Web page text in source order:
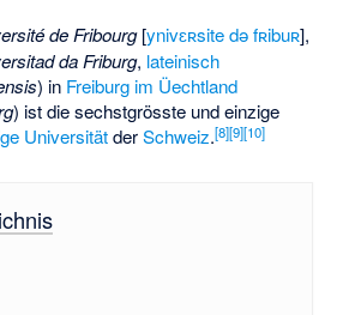
de Fribourg[ynivɛʀsite də fʀibuʀ],
da Friburg, lateinisch
) in Freiburg im Üechtland
) ist die sechstgrösste und einzige
UniversitätderSchweiz.[8][9][10]